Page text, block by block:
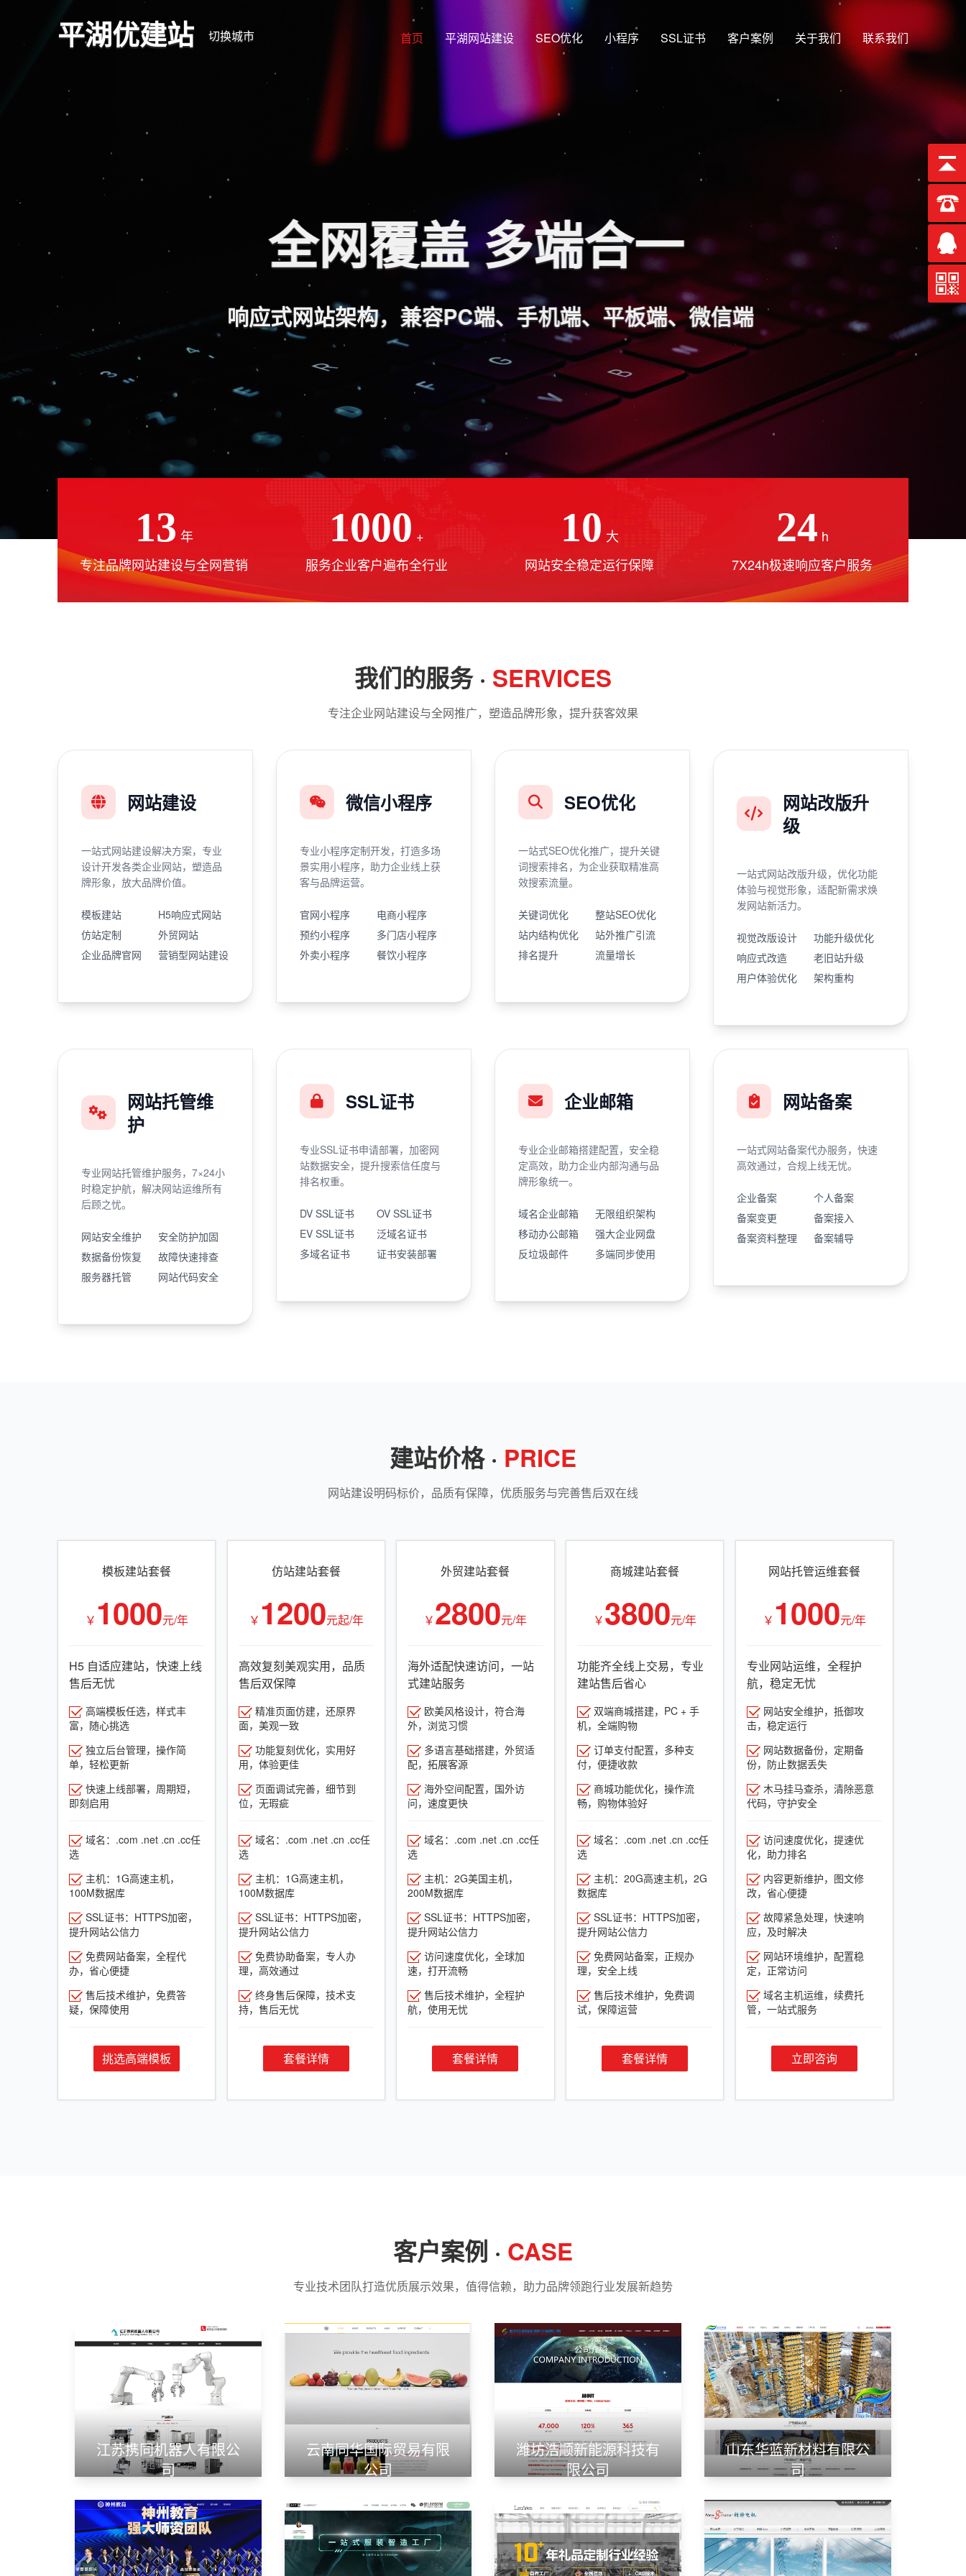
平湖优建站 切换城市 首页 平湖网站建设 SEO优化 小程序 SSL证书 客户案例 关于我们 联系我们
全网覆盖 多端合一
响应式网站架构，兼容PC端、手机端、平板端、微信端
13 年
专注品牌网站建设与全网营销
1000 +
服务企业客户遍布全行业
10 大
网站安全稳定运行保障
24 h
7X24h极速响应客户服务
我们的服务 · SERVICES
专注企业网站建设与全网推广，塑造品牌形象，提升获客效果
网站建设
一站式网站建设解决方案，专业
设计开发各类企业网站，塑造品
牌形象，放大品牌价值。
模板建站
H5响应式网站
仿站定制
外贸网站
企业品牌官网
营销型网站建设
微信小程序
专业小程序定制开发，打造多场
景实用小程序，助力企业线上获
客与品牌运营。
官网小程序
电商小程序
预约小程序
多门店小程序
外卖小程序
餐饮小程序
SEO优化
一站式SEO优化推广，提升关键
词搜索排名，为企业获取精准高
效搜索流量。
关键词优化
整站SEO优化
站内结构优化
站外推广引流
排名提升
流量增长
网站改版升
级
一站式网站改版升级，优化功能
体验与视觉形象，适配新需求焕
发网站新活力。
视觉改版设计
功能升级优化
响应式改造
老旧站升级
用户体验优化
架构重构
网站托管维
护
专业网站托管维护服务，7×24小
时稳定护航，解决网站运维所有
后顾之忧。
网站安全维护
安全防护加固
数据备份恢复
故障快速排查
服务器托管
网站代码安全
SSL证书
专业SSL证书申请部署，加密网
站数据安全，提升搜索信任度与
排名权重。
DV SSL证书
OV SSL证书
EV SSL证书
泛域名证书
多域名证书
证书安装部署
企业邮箱
专业企业邮箱搭建配置，安全稳
定高效，助力企业内部沟通与品
牌形象统一。
域名企业邮箱
无限组织架构
移动办公邮箱
强大企业网盘
反垃圾邮件
多端同步使用
网站备案
一站式网站备案代办服务，快速
高效通过，合规上线无忧。
企业备案
个人备案
备案变更
备案接入
备案资料整理
备案辅导
建站价格 · PRICE
网站建设明码标价，品质有保障，优质服务与完善售后双在线
模板建站套餐
￥ 1000元/年
H5 自适应建站，快速上线
售后无忧
高端模板任选，样式丰
富，随心挑选
独立后台管理，操作简
单，轻松更新
快速上线部署，周期短，
即刻启用
域名：.com .net .cn .cc任
选
主机：1G高速主机，
100M数据库
SSL证书：HTTPS加密，
提升网站公信力
免费网站备案，全程代
办，省心便捷
售后技术维护，免费答
疑，保障使用
挑选高端模板
仿站建站套餐
￥ 1200元起/年
高效复刻美观实用，品质
售后双保障
精准页面仿建，还原界
面，美观一致
功能复刻优化，实用好
用，体验更佳
页面调试完善，细节到
位，无瑕疵
域名：.com .net .cn .cc任
选
主机：1G高速主机，
100M数据库
SSL证书：HTTPS加密，
提升网站公信力
免费协助备案，专人办
理，高效通过
终身售后保障，技术支
持，售后无忧
套餐详情
外贸建站套餐
￥2800元/年
海外适配快速访问，一站
式建站服务
欧美风格设计，符合海
外，浏览习惯
多语言基础搭建，外贸适
配，拓展客源
海外空间配置，国外访
问，速度更快
域名：.com .net .cn .cc任
选
主机：2G美国主机，
200M数据库
SSL证书：HTTPS加密，
提升网站公信力
访问速度优化，全球加
速，打开流畅
售后技术维护，全程护
航，使用无忧
套餐详情
商城建站套餐
￥3800元/年
功能齐全线上交易，专业
建站售后省心
双端商城搭建，PC + 手
机，全端购物
订单支付配置，多种支
付，便捷收款
商城功能优化，操作流
畅，购物体验好
域名：.com .net .cn .cc任
选
主机：20G高速主机，2G
数据库
SSL证书：HTTPS加密，
提升网站公信力
免费网站备案，正规办
理，安全上线
售后技术维护，免费调
试，保障运营
套餐详情
网站托管运维套餐
￥ 1000元/年
专业网站运维，全程护
航，稳定无忧
网站安全维护，抵御攻
击，稳定运行
网站数据备份，定期备
份，防止数据丢失
木马挂马查杀，清除恶意
代码，守护安全
访问速度优化，提速优
化，助力排名
内容更新维护，图文修
改，省心便捷
故障紧急处理，快速响
应，及时解决
网站环境维护，配置稳
定，正常访问
域名主机运维，续费托
管，一站式服务
立即咨询
客户案例 · CASE
专业技术团队打造优质展示效果，值得信赖，助力品牌领跑行业发展新趋势
江苏携同机器人有限公
司
云南同华国际贸易有限
公司
潍坊浩顺新能源科技有
限公司
山东华蓝新材料有限公
司